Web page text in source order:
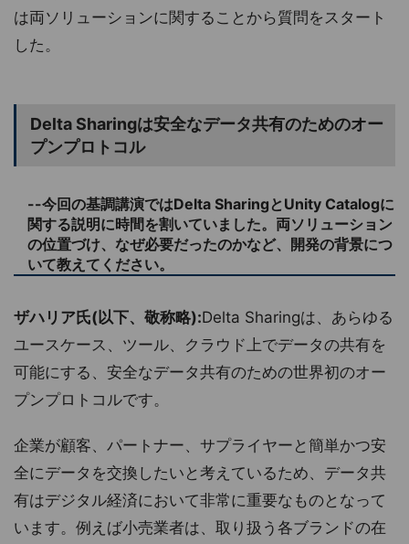
は両ソリューションに関することから質問をスタート
した。
Delta Sharingは安全なデータ共有のためのオー
プンプロトコル
--今回の基調講演ではDelta SharingとUnity Catalogに
関する説明に時間を割いていました。両ソリューション
の位置づけ、なぜ必要だったのかなど、開発の背景につ
いて教えてください。
ザハリア氏(以下、敬称略):Delta Sharingは、あらゆる
ユースケース、ツール、クラウド上でデータの共有を
可能にする、安全なデータ共有のための世界初のオー
プンプロトコルです。
企業が顧客、パートナー、サプライヤーと簡単かつ安
全にデータを交換したいと考えているため、データ共
有はデジタル経済において非常に重要なものとなって
います。例えば小売業者は、取り扱う各ブランドの在